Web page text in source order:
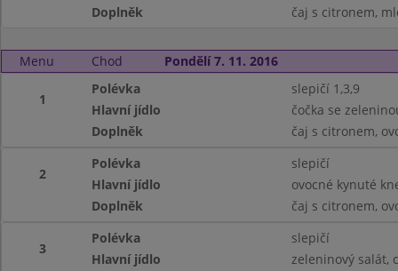
Doplněk
čaj s citronem,
Menu Chod Pondělí 7. 11. 2016
1
Polévka
slepičí 1,3,9
Hlavní jídlo
čočka se
Doplněk
čaj s citronem,
2
Polévka
slepičí
Hlavní jídlo
ovocné kynuté
Doplněk
čaj s citronem,
3
Polévka
slepičí
Hlavní jídlo
zeleninový salát,